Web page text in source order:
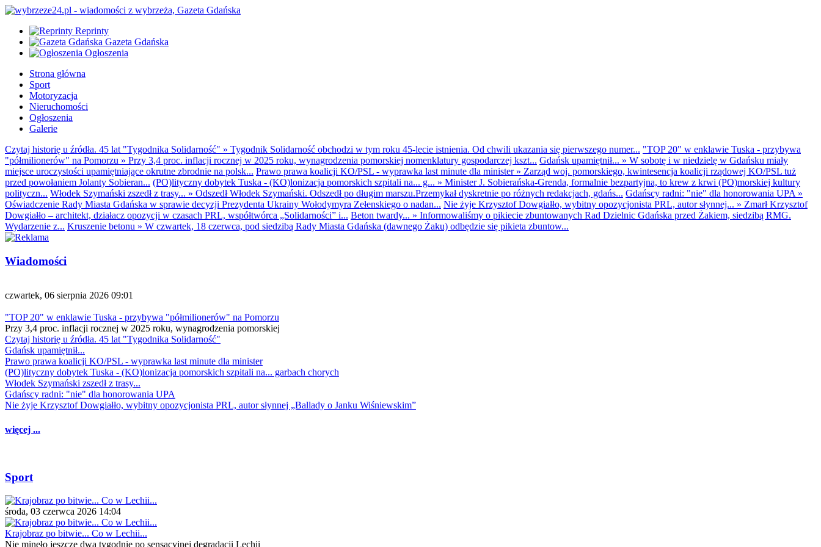
Reprinty
Gazeta Gdańska
Ogłoszenia
Strona główna
Sport
Motoryzacja
Nieruchomości
Ogłoszenia
Galerie
Czytaj historię u źródła. 45 lat "Tygodnika Solidarność" » Tygodnik Solidarność obchodzi w tym roku 45-lecie istnienia. Od chwili ukazania się pierwszego numer... "TOP 20" w enklawie Tuska - przybywa
"półmilionerów" na Pomorzu » Przy 3,4 proc. inflacji rocznej w 2025 roku, wynagrodzenia pomorskiej nomenklatury gospodarczej kszt... Gdańsk upamiętnił... » W sobotę i w niedzielę w Gdańsku miały
miejsce uroczystości upamiętniające okrutne zbrodnie na polsk... Prawo prawa koalicji KO/PSL - wyprawka last minute dla minister» Zarząd woj. pomorskiego, kwintesencja koalicji rządowej KO/PSL tuż
przed powołaniem Jolanty Sobieran... (PO)lityczny dobytek Tuska - (KO)lonizacja pomorskich szpitali na... g... » Minister J. Sobierańska-Grenda, formalnie bezpartyjna, to krew z krwi (PO)morskiej kultury
polityczn... Włodek Szymański zszedł z trasy... » Odszedł Włodek Szymański. Odszedł po długim marszu.Przemykał dyskretnie po różnych redakcjach, gdańs... Gdańscy radni: "nie" dla honorowania UPA »
Oświadczenie Rady Miasta Gdańska w sprawie decyzji Prezydenta Ukrainy Wołodymyra Zełenskiego o nadan... Nie żyje Krzysztof Dowgiałło, wybitny opozycjonista PRL, autor słynnej... » Zmarł Krzysztof
Dowgiałło – architekt, działacz opozycji w czasach PRL, współtwórca „Solidarności” i... Beton twardy... » Informowaliśmy o pikiecie zbuntowanych Rad Dzielnic Gdańska przed Żakiem, siedzibą RMG.
Wydarzenie z... Kruszenie betonu » W czwartek, 18 czerwca, pod siedzibą Rady Miasta Gdańska (dawnego Żaku) odbędzie się pikieta zbuntow...
Wiadomości
czwartek, 06 sierpnia 2026 09:01
"TOP 20" w enklawie Tuska - przybywa "półmilionerów" na Pomorzu
Przy 3,4 proc. inflacji rocznej w 2025 roku, wynagrodzenia pomorskiej
Czytaj historię u źródła. 45 lat "Tygodnika Solidarność"
Gdańsk upamiętnił...
Prawo prawa koalicji KO/PSL - wyprawka last minute dla minister
(PO)lityczny dobytek Tuska - (KO)lonizacja pomorskich szpitali na... garbach chorych
Włodek Szymański zszedł z trasy...
Gdańscy radni: "nie" dla honorowania UPA
Nie żyje Krzysztof Dowgiałło, wybitny opozycjonista PRL, autor słynnej „Ballady o Janku Wiśniewskim”
więcej ...
Sport
środa, 03 czerwca 2026 14:04
Krajobraz po bitwie... Co w Lechii...
Nie minęło jeszcze dwa tygodnie po sensacyjnej degradacji Lechii